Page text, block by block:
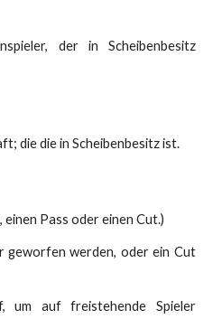
der in Scheibenbesitz
die die in Scheibenbesitz ist.
Pass oder einen Cut.)
geworfen werden, oder ein Cut
um auf freistehende Spieler